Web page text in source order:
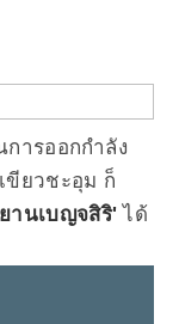
การออกกำลัง
ขียวชะอุม ก็
านเบญจสิริ'ได้